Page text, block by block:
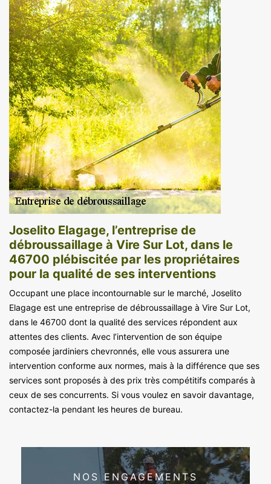
Joselito Elagage, l’entreprise de
débroussaillage à Vire Sur Lot, dans le
46700 plébiscitée par les propriétaires
pour la qualité de ses interventions
Occupant une place incontournable sur le marché, Joselito
Elagage est une entreprise de débroussaillage à Vire Sur Lot,
dans le 46700 dont la qualité des services répondent aux
attentes des clients. Avec l’intervention de son équipe
composée jardiniers chevronnés, elle vous assurera une
intervention conforme aux normes, mais à la différence que ses
services sont proposés à des prix très compétitifs comparés à
ceux de ses concurrents. Si vous voulez en savoir davantage,
contactez-la pendant les heures de bureau.
NOS ENGAGEMENTS